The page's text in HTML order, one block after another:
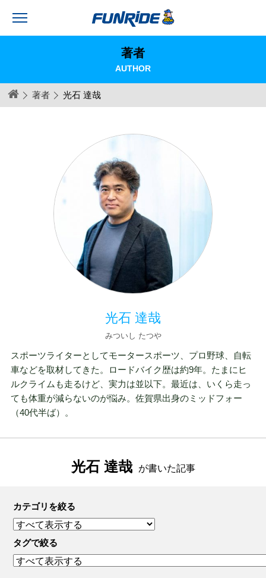
著者
AUTHOR
著者 光石 達哉
光石 達哉
みついし たつや
スポーツライターとしてモータースポーツ、プロ野球、自転
車などを取材してきた。ロードバイク歴は約9年。たまにヒ
ルクライムも走るけど、実力は並以下。最近は、いくら走っ
ても体重が減らないのが悩み。佐賀県出身のミッドフォー
（40代半ば）。
光石 達哉 が書いた記事
カテゴリを絞る
タグで絞る